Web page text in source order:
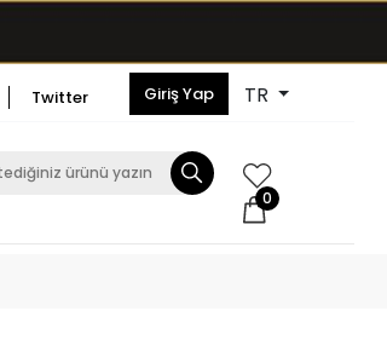
Twitter Giriş Yap TR
0